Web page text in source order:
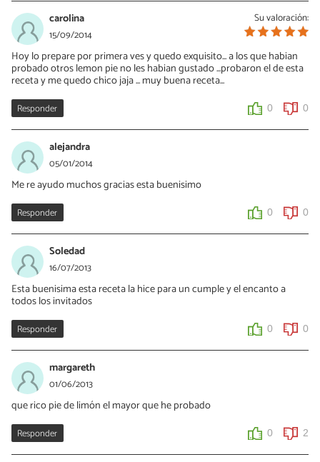
Su valoración:
carolina
15/09/2014
Hoy lo prepare por primera ves y quedo exquisito... a los que habian
probado otros lemon pie no les habian gustado ...probaron el de esta
receta y me quedo chico jaja ... muy buena receta...
Responder 0 0
alejandra
05/01/2014
Me re ayudo muchos gracias esta buenisimo
Responder 0 0
Soledad
16/07/2013
Esta buenisima esta receta la hice para un cumple y el encanto a
todos los invitados
Responder 0 0
margareth
01/06/2013
que rico pie de limón el mayor que he probado
Responder 0 2